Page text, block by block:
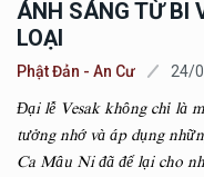
ÁNH SÁNG TỪ BI
LOẠI
Phật Đản - An Cư 24/
Đại lễ Vesak không chỉ là
tưởng nhớ và áp dụng
Ca Mâu Ni đã để lại cho